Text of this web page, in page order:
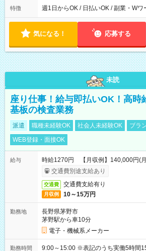
ら翌7時 ■23時から翌8時 ■24時から翌9時 など
ます。 ※曜日固定（毎週同じ曜日で
特徴 週1日からOK / 日払いOK / 副業・Wワ
気になる！ 応募する
未読
座り仕事！給与即払いOK！高時
基板の検査業務
派遣 職種未経験OK 社会人未経験OK
ブラ
WEB登録・面接OK
給与
時給1270円 【月収例】140,000円(
交通費別途支給あり
交通費 交通費支給有り
月収例 10～15万円
勤務地
長野県茅野市
茅野駅から車10分
電子・機械系メーカー
勤務時間 9:00～15:00 ※表記のうち実働5時